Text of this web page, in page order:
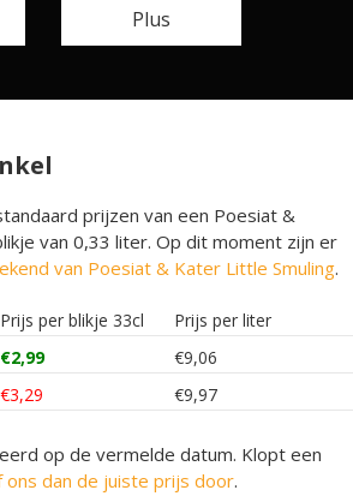
Plus
prijzen van een Poesiat &
van 0,33 liter. Op dit moment zijn er
van Poesiat & Kater Little Smuling.
Prijs per blikje 33cl
Prijs per liter
€2,99
€9,06
€3,29 €9,97
op de vermelde datum. Klopt een
ons dan de juiste prijs door.